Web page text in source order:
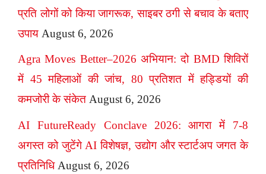
प्रति लोगों को किया जागरूक, साइबर ठगी से बचाव के बताए
उपाय August 6, 2026
Agra Moves Better–2026 अभियान: दो BMD शिविरों
में 45 महिलाओं की जांच, 80 प्रतिशत में हड्डियों की
कमजोरी के संकेत August 6, 2026
AI FutureReady Conclave 2026: आगरा में 7-8
अगस्त को जुटेंगे AI विशेषज्ञ, उद्योग और स्टार्टअप जगत के
प्रतिनिधि August 6, 2026